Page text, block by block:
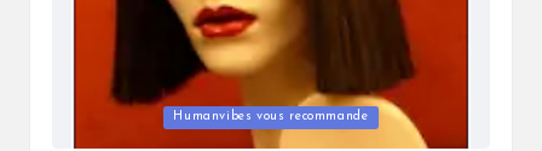
Humanvibes vous recommande